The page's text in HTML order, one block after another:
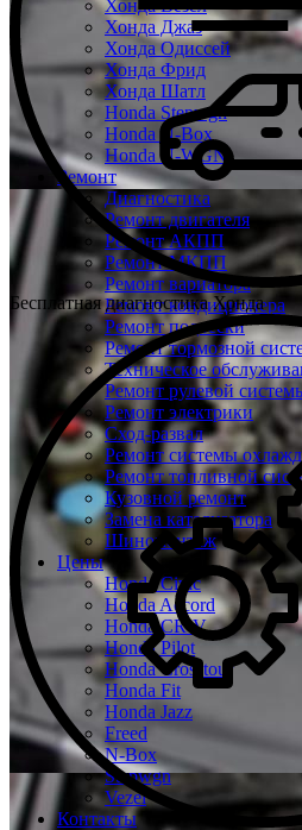
Хонда Везел
Хонда Джаз
Хонда Одиссей
Хонда Фрид
Хонда Шатл
Honda Stepwgn
Honda N-Box
Honda N-WGN
Ремонт
Диагностика
Ремонт двигателя
Ремонт АКПП
Ремонт МКПП
Ремонт вариатора
Ремонт кондиционера
Ремонт подвески
Ремонт тормозной
Техническое
Ремонт рулевой
Ремонт электрики
Сход-развал
Ремонт системы
Ремонт топливной
Кузовной ремонт
Замена катализатора
Шиномонтаж
Цены
Honda Civic
Honda Accord
Honda CR-V
Honda Pilot
Honda Crosstour
Honda Fit
Honda Jazz
Freed
N-Box
Stepwgn
Vezel
Контакты
Бесплатная диагностика Хонда